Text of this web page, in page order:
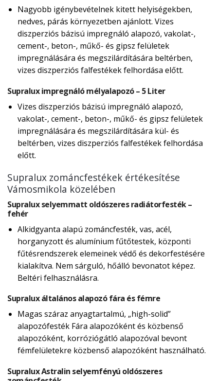
Nagyobb igénybevételnek kitett helyiségekben,
nedves, párás környezetben ajánlott. Vizes
diszperziós bázisú impregnáló alapozó, vakolat-,
cement-, beton-, műkő- és gipsz felületek
impregnálására és megszilárdítására beltérben,
vizes diszperziós falfestékek felhordása előtt.
Supralux impregnáló mélyalapozó – 5 Liter
Vizes diszperziós bázisú impregnáló alapozó,
vakolat-, cement-, beton-, műkő- és gipsz felületek
impregnálására és megszilárdítására kül- és
beltérben, vizes diszperziós falfestékek felhordása
előtt.
Supralux zománcfestékek értékesítése
Vámosmikola közelében
Supralux selyemmatt oldószeres radiátorfesték –
fehér
Alkidgyanta alapú zománcfesték, vas, acél,
horganyzott és alumínium fűtőtestek, központi
fűtésrendszerek elemeinek védő és dekorfestésére
kialakítva. Nem sárguló, hőálló bevonatot képez.
Beltéri felhasználásra.
Supralux általános alapozó fára és fémre
Magas száraz anyagtartalmú, „high-solid”
alapozófesték Fára alapozóként és közbenső
alapozóként, korróziógátló alapozóval bevont
fémfelületekre közbenső alapozóként használható.
Supralux Astralin selyemfényú oldószeres